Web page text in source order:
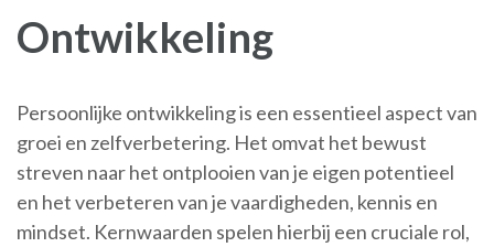
Ontwikkeling
Persoonlijke ontwikkeling is een essentieel aspect van
groei en zelfverbetering. Het omvat het bewust
streven naar het ontplooien van je eigen potentieel
en het verbeteren van je vaardigheden, kennis en
mindset. Kernwaarden spelen hierbij een cruciale rol,